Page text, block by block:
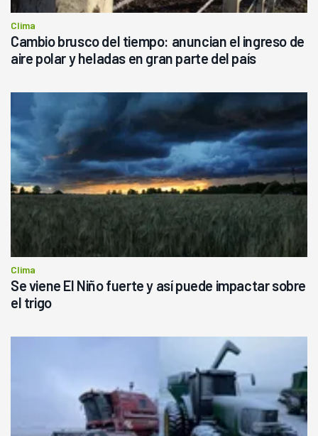
Clima
Cambio brusco del tiempo: anuncian el ingreso de
aire polar y heladas en gran parte del país
Clima
Se viene El Niño fuerte y así puede impactar sobre
el trigo